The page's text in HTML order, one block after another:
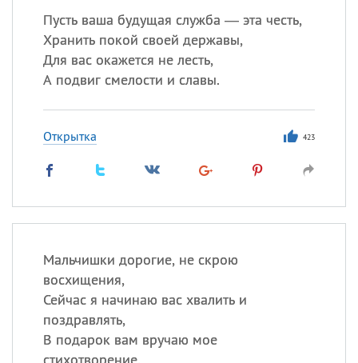
Пусть ваша будущая служба — эта честь,
Хранить покой своей державы,
Для вас окажется не лесть,
А подвиг смелости и славы.
Открытка 423
Мальчишки дорогие, не скрою
восхищения,
Сейчас я начинаю вас хвалить и
поздравлять,
В подарок вам вручаю мое